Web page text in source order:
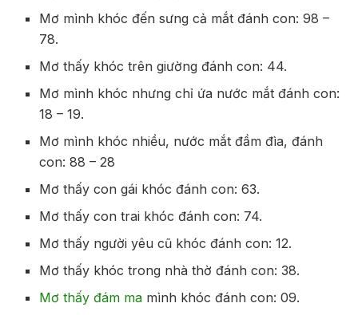
Mơ mình khóc đến sưng cả mắt đánh con: 98 –
78.
Mơ thấy khóc trên giường đánh con: 44.
Mơ mình khóc nhưng chỉ ứa nước mắt đánh con:
18 – 19.
Mơ mình khóc nhiều, nước mắt đầm đìa, đánh
con: 88 – 28
Mơ thấy con gái khóc đánh con: 63.
Mơ thấy con trai khóc đánh con: 74.
Mơ thấy người yêu cũ khóc đánh con: 12.
Mơ thấy khóc trong nhà thờ đánh con: 38.
Mơ thấy đám ma mình khóc đánh con: 09.